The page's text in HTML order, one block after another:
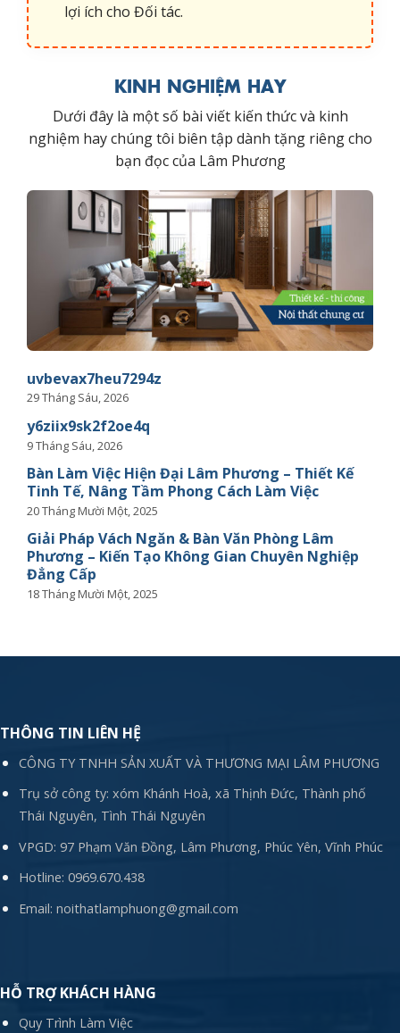
lợi ích cho Đối tác.
KINH NGHIỆM HAY
Dưới đây là một số bài viết kiến thức và kinh
nghiệm hay chúng tôi biên tập dành tặng riêng cho
bạn đọc của Lâm Phương
uvbevax7heu7294z
29 Tháng Sáu, 2026
y6ziix9sk2f2oe4q
9 Tháng Sáu, 2026
Bàn Làm Việc Hiện Đại Lâm Phương – Thiết Kế
Tinh Tế, Nâng Tầm Phong Cách Làm Việc
20 Tháng Mười Một, 2025
Giải Pháp Vách Ngăn & Bàn Văn Phòng Lâm
Phương – Kiến Tạo Không Gian Chuyên Nghiệp
Đẳng Cấp
18 Tháng Mười Một, 2025
THÔNG TIN LIÊN HỆ
CÔNG TY TNHH SẢN XUẤT VÀ THƯƠNG MẠI LÂM PHƯƠNG
Trụ sở công ty: xóm Khánh Hoà, xã Thịnh Đức, Thành phố
Thái Nguyên, Tình Thái Nguyên
VPGD: 97 Phạm Văn Đồng, Lâm Phương, Phúc Yên, Vĩnh Phúc
Hotline: 0969.670.438
Email: noithatlamphuong@gmail.com
HỖ TRỢ KHÁCH HÀNG
Quy Trình Làm Việc